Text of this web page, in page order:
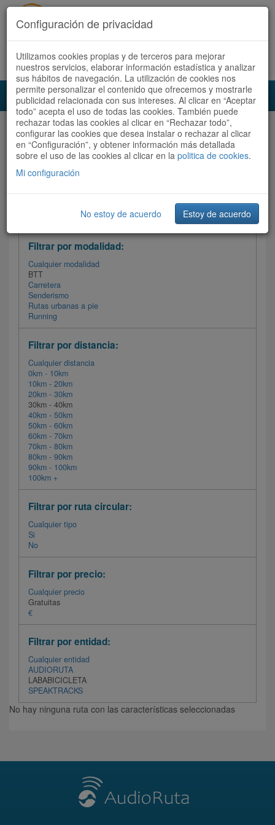
Acceder Registrate ahora Español | Català
Audioruta Todas las rutas
Todas las rutas
Ordenar por: Más recientes /
Filtrar las rutas
Filtrar por modalidad:
Cualquier modalidad
BTT
Carretera
Senderismo
Rutas urbanas a pie
Running
Filtrar por distancia:
Cualquier distancia
0km - 10km
10km - 20km
20km - 30km
30km - 40km
40km - 50km
50km - 60km
60km - 70km
70km - 80km
80km - 90km
90km - 100km
100km +
Filtrar por ruta circular:
Cualquier tipo
Si
No
Filtrar por precio:
Cualquier precio
Gratuitas
€
Filtrar por entidad:
Cualquier entidad
AUDIORUTA
LABABICICLETA
SPEAKTRACKS
No hay ninguna ruta con las características seleccionadas
Configuración de privacidad
Utilizamos cookies propias y de terceros para mejorar
nuestros servicios, elaborar información estadística y analizar
sus hábitos de navegación. La utilización de cookies nos
permite personalizar el contenido que ofrecemos y mostrarle
publicidad relacionada con sus intereses. Al clicar en “Aceptar
todo” acepta el uso de todas las cookies. También puede
rechazar todas las cookies al clicar en “Rechazar todo”,
configurar las cookies que desea instalar o rechazar al clicar
en “Configuración”, y obtener información más detallada
sobre el uso de las cookies al clicar en la politica de cookies.
Mi configuración
No estoy de acuerdo Estoy de acuerdo